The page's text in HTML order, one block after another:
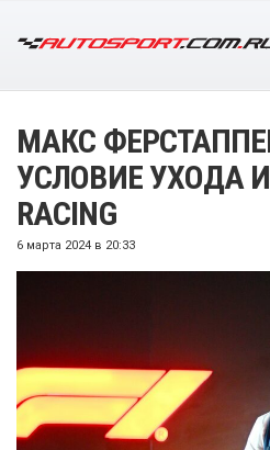
МАКС
УСЛОВИЕ УХОДА
RACING
6 марта 2024 в 20:33